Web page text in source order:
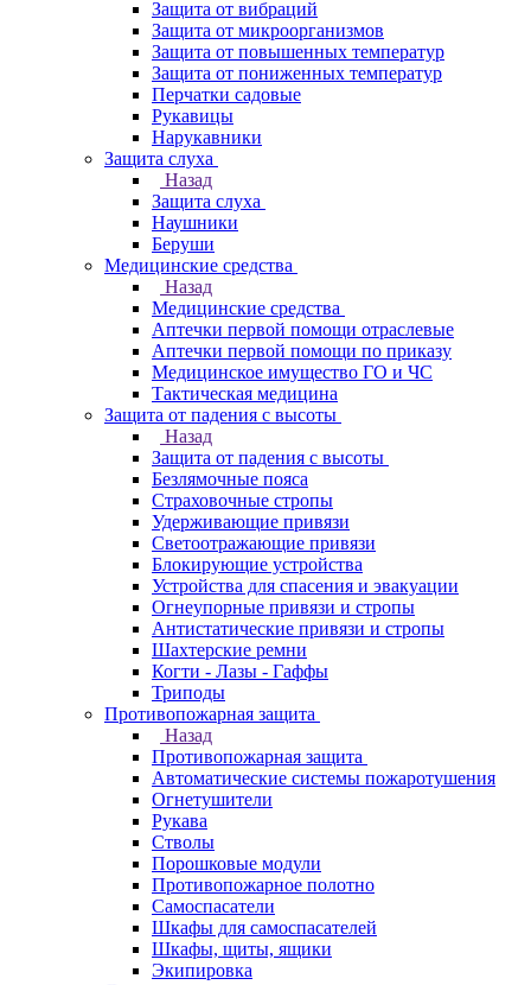
Защита от вибраций
Защита от микроорганизмов
Защита от повышенных температур
Защита от пониженных температур
Перчатки садовые
Рукавицы
Нарукавники
Защита слуха
Назад
Защита слуха
Наушники
Беруши
Медицинские средства
Назад
Медицинские средства
Аптечки первой помощи отраслевые
Аптечки первой помощи по приказу
Медицинское имущество ГО и ЧС
Тактическая медицина
Защита от падения с высоты
Назад
Защита от падения с высоты
Безлямочные пояса
Страховочные стропы
Удерживающие привязи
Светоотражающие привязи
Блокирующие устройства
Устройства для спасения и эвакуации
Огнеупорные привязи и стропы
Антистатические привязи и стропы
Шахтерские ремни
Когти - Лазы - Гаффы
Триподы
Противопожарная защита
Назад
Противопожарная защита
Автоматические системы пожаротушения
Огнетушители
Рукава
Стволы
Порошковые модули
Противопожарное полотно
Самоспасатели
Шкафы для самоспасателей
Шкафы, щиты, ящики
Экипировка